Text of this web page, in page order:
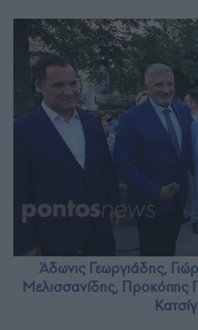
Άδωνις Γεωργιάδης,
Μελισσανίδης,